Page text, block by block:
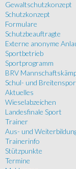
Gewaltschutzkonzept
Schutzkonzept
Formulare
Schutzbeauftragte
Externe anonyme
Sportbetrieb
Sportprogramm
BRV
Schul- und
Aktuelles
Wieselabzeichen
Landesfinale Sport
Trainer
Aus- und
Trainerinfo
Stützpunkte
Termine